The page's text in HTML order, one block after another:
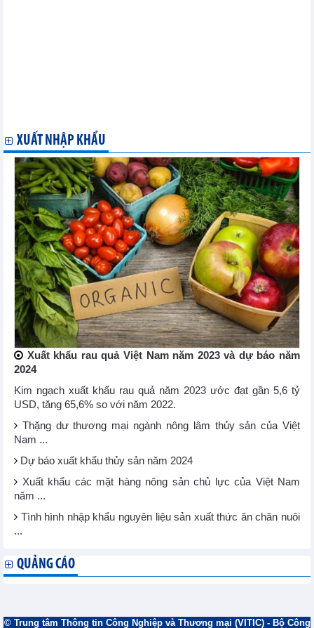
XUẤT NHẬP KHẨU
Xuất khẩu rau quả Việt Nam năm 2023 và dự báo năm
2024
Kim ngạch xuất khẩu rau quả năm 2023 ước đạt gần 5,6 tỷ
USD, tăng 65,6% so với năm 2022.
Thặng dư thương mại ngành nông lâm thủy sản của Việt
Nam ...
Dự báo xuất khẩu thủy sản năm 2024
Xuất khẩu các mặt hàng nông sản chủ lực của Việt Nam
năm ...
Tình hình nhập khẩu nguyên liệu sản xuất thức ăn chăn nuôi
...
QUẢNG CÁO
© Trung tâm Thông tin Công Nghiệp và Thương mại (VITIC) - Bộ Công